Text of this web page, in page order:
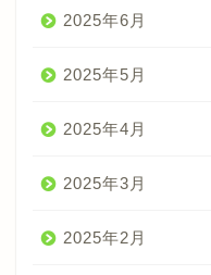
2025年6月
2025年5月
2025年4月
2025年3月
2025年2月